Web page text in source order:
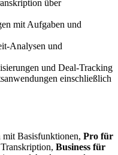
über
mit Aufgaben und
Analysen und
und Deal-Tracking
einschließlich
mit Basisfunktionen, Pro für
Business für